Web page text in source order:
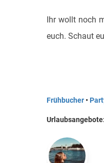
Ihr wollt noch
euch. Schaut
Frühbucher •